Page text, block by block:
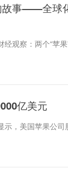
故事——全球
经观察：两个“
亿美元
示，美国苹果公